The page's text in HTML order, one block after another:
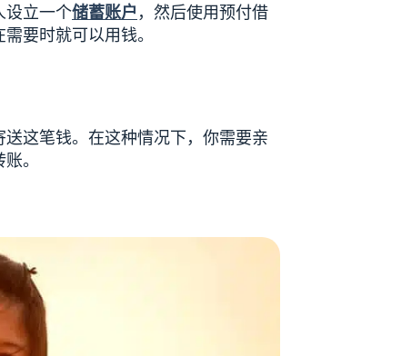
设立一个储蓄账户 ，然后使用预付借
要时就可以用钱。
这笔钱。在这种情况下，你需要亲
。